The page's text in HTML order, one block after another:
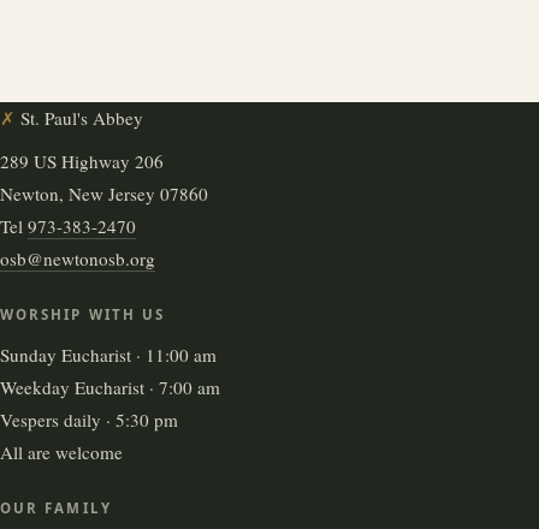
✗ St. Paul's Abbey
289 US Highway 206
Newton, New Jersey 07860
Tel 973-383-2470
osb@newtonosb.org
WORSHIP WITH US
Sunday Eucharist · 11:00 am
Weekday Eucharist · 7:00 am
Vespers daily · 5:30 pm
All are welcome
OUR FAMILY